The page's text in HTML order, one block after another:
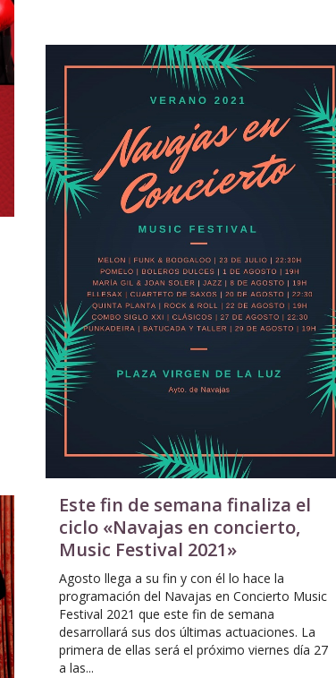
Este fin de semana finaliza el
ciclo «Navajas en concierto,
Music Festival 2021»
Agosto llega a su fin y con él lo hace la
programación del Navajas en Concierto Music
Festival 2021 que este fin de semana
desarrollará sus dos últimas actuaciones. La
primera de ellas será el próximo viernes día 27
a las...